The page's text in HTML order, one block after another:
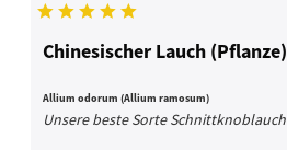
Chinesischer Lauch (Pflanze)
Allium odorum (Allium ramosum)
Unsere beste Sorte Schnittknoblauch